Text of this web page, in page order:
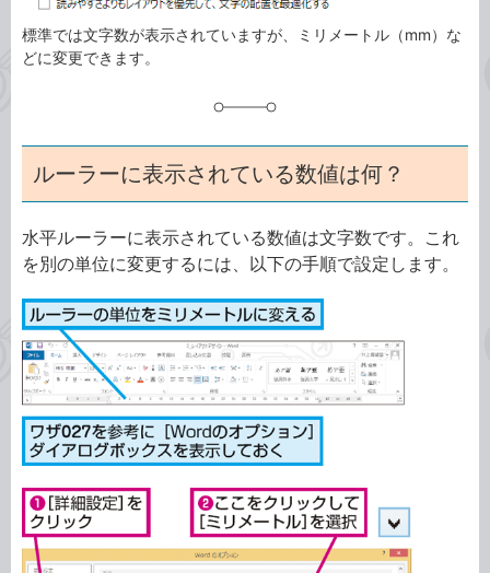
標準では文字数が表示されていますが、ミリメートル（mm）な
どに変更できます。
ルーラーに表示されている数値は何？
水平ルーラーに表示されている数値は文字数です。これ
を別の単位に変更するには、以下の手順で設定します。